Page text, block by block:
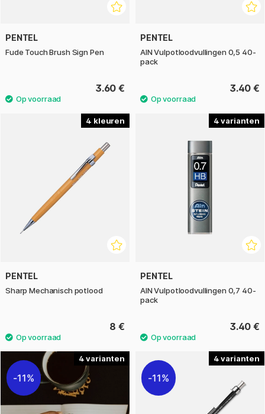
PENTEL
Fude Touch Brush Sign Pen
3.60 €
PENTEL
AIN Vulpotloodvullingen 0,5 40-
pack
3.40 €
4
PENTEL
Sharp Mechanisch potlood
8 €
4
PENTEL
AIN Vulpotloodvullingen 0,7 40-
pack
3.40 €
4
11%
4
11%